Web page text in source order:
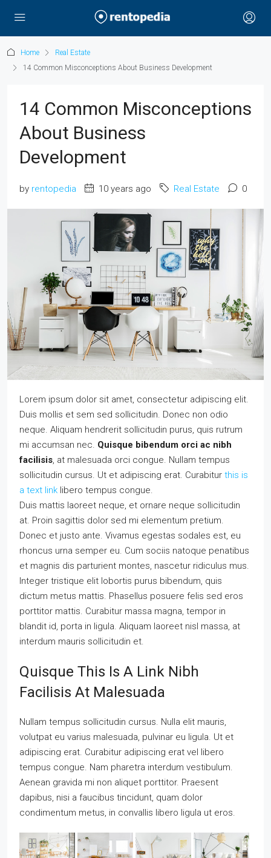
Home
Real Estate
14 Common Misconceptions About Business Development
14 Common Misconceptions
About Business
Development
by rentopedia 10 years ago Real Estate 0
Lorem ipsum dolor sit amet, consectetur adipiscing elit.
Duis mollis et sem sed sollicitudin. Donec non odio
neque. Aliquam hendrerit sollicitudin purus, quis rutrum
mi accumsan nec. Quisque bibendum orci ac nibh
facilisis, at malesuada orci congue. Nullam tempus
sollicitudin cursus. Ut et adipiscing erat. Curabitur this is
a text link libero tempus congue.
Duis mattis laoreet neque, et ornare neque sollicitudin
at. Proin sagittis dolor sed mi elementum pretium.
Donec et justo ante. Vivamus egestas sodales est, eu
rhoncus urna semper eu. Cum sociis natoque penatibus
et magnis dis parturient montes, nascetur ridiculus mus.
Integer tristique elit lobortis purus bibendum, quis
dictum metus mattis. Phasellus posuere felis sed eros
porttitor mattis. Curabitur massa magna, tempor in
blandit id, porta in ligula. Aliquam laoreet nisl massa, at
interdum mauris sollicitudin et.
Quisque This Is A Link Nibh
Facilisis At Malesuada
Nullam tempus sollicitudin cursus. Nulla elit mauris,
volutpat eu varius malesuada, pulvinar eu ligula. Ut et
adipiscing erat. Curabitur adipiscing erat vel libero
tempus congue. Nam pharetra interdum vestibulum.
Aenean gravida mi non aliquet porttitor. Praesent
dapibus, nisi a faucibus tincidunt, quam dolor
condimentum metus, in convallis libero ligula ut eros.